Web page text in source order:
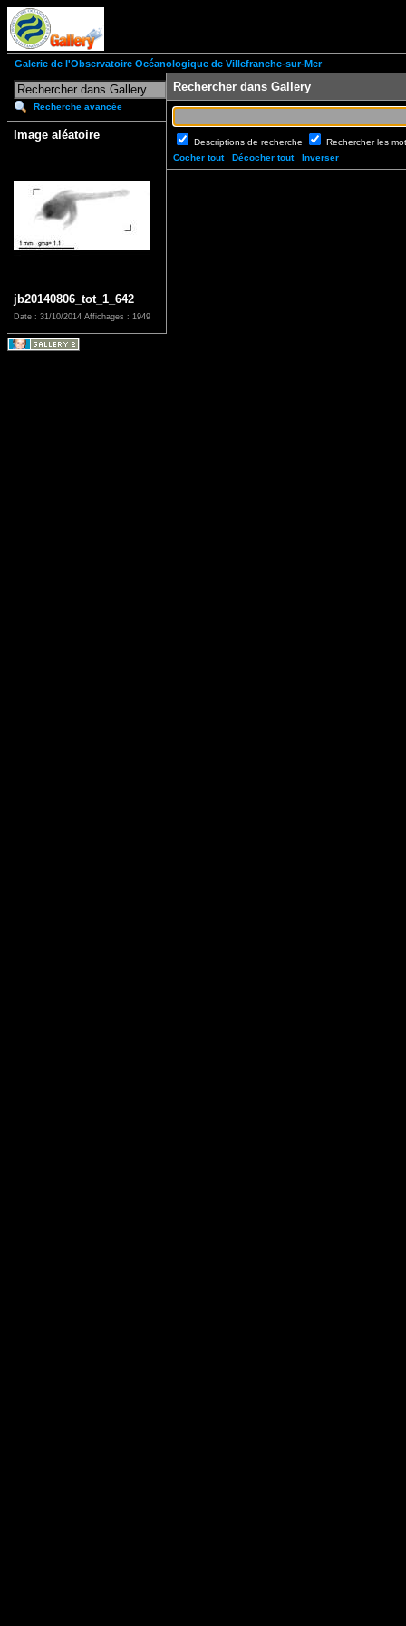
Galerie de l'Observatoire Océanologique de Villefranche-sur-Mer
Recherche avancée
Image aléatoire
jb20140806_tot_1_642
Date : 31/10/2014 Affichages : 1949
Rechercher dans Gallery
Descriptions de recherche
Rechercher les
Cocher tout
Décocher tout Inverser